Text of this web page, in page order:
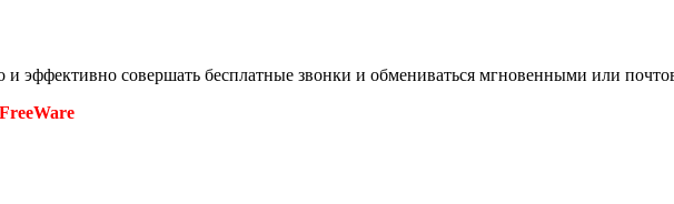
и эффективно совершать бесплатные звонки и обмениваться мгновенными или